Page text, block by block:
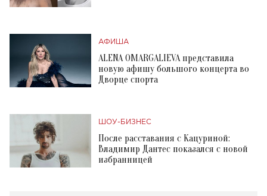
АФИША
ALENA OMARGALIEVA представила
новую афишу большого концерта во
Дворце спорта
ШОУ-БИЗНЕС
После расставания с Кацуриной:
Владимир Дантес показался с новой
избранницей